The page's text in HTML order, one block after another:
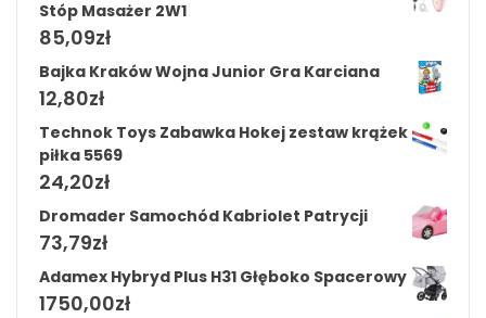
Stóp Masażer 2W1
85,09zł
Bajka Kraków Wojna Junior Gra Karciana
12,80zł
Technok Toys Zabawka Hokej zestaw krążek
piłka 5569
24,20zł
Dromader Samochód Kabriolet Patrycji
73,79zł
Adamex Hybryd Plus H31 Głęboko Spacerowy
1750,00zł